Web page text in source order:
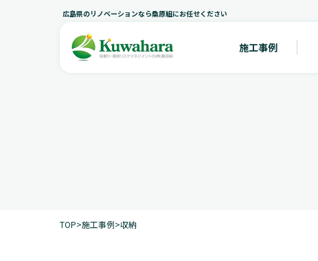
広島県のリノベーションなら桑原組にお任せください
施工事例
TOP>施工事例>収納